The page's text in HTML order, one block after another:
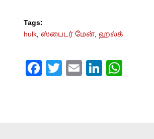
Tags:
hulk, ஸ்பைடர் மேன், ஹல்க்
Facebook
Twitter
EmailLinkedIn